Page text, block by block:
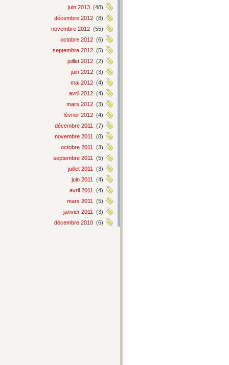
juin 2013 (48)
décembre 2012 (8)
novembre 2012 (55)
octobre 2012 (6)
septembre 2012 (5)
juillet 2012 (2)
juin 2012 (3)
mai 2012 (4)
avril 2012 (4)
mars 2012 (3)
février 2012 (4)
décembre 2011
(7)
novembre 2011
(8)
octobre 2011
(3)
septembre 2011
(5)
juillet 2011
(3)
juin 2011
(4)
avril 2011
(4)
mars 2011
(5)
janvier 2011
(3)
décembre 2010 (6)